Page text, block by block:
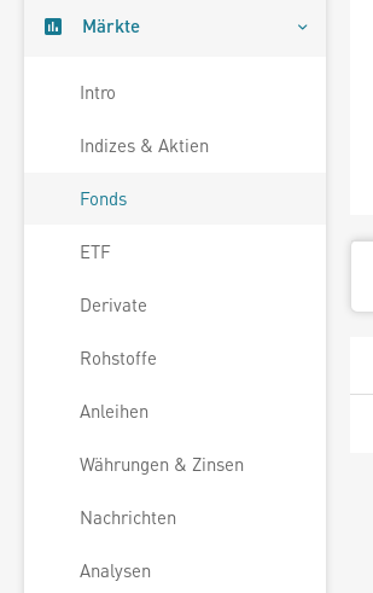
Märkte
Intro
Indizes & Aktien
Fonds
ETF
Derivate
Rohstoffe
Anleihen
Währungen & Zinsen
Nachrichten
Analysen